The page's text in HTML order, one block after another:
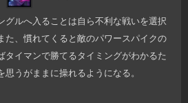
グルへ入ることは自ら不利な戦いを選択
た、慣れてくると敵のパワースパイクの
タイマンで勝てるタイミングがわかるた
うがままに操れるようになる。